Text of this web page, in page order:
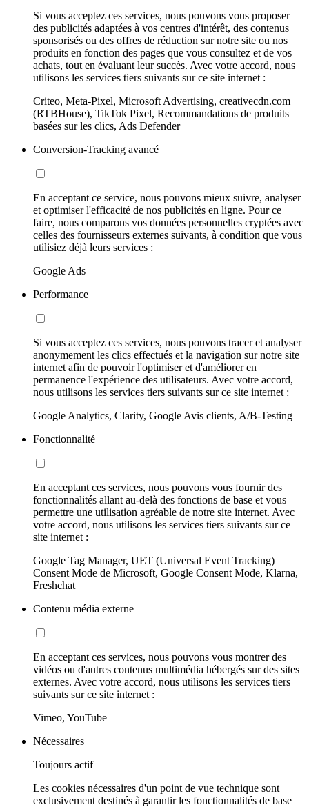
Si vous acceptez ces services, nous pouvons vous proposer
des publicités adaptées à vos centres d'intérêt, des contenus
sponsorisés ou des offres de réduction sur notre site ou nos
produits en fonction des pages que vous consultez et de vos
achats, tout en évaluant leur succès. Avec votre accord, nous
utilisons les services tiers suivants sur ce site internet :
Criteo, Meta-Pixel, Microsoft Advertising, creativecdn.com
(RTBHouse), TikTok Pixel, Recommandations de produits
basées sur les clics, Ads Defender
Conversion-Tracking avancé
En acceptant ce service, nous pouvons mieux suivre, analyser
et optimiser l'efficacité de nos publicités en ligne. Pour ce
faire, nous comparons vos données personnelles cryptées avec
celles des fournisseurs externes suivants, à condition que vous
utilisiez déjà leurs services :
Google Ads
Performance
Si vous acceptez ces services, nous pouvons tracer et analyser
anonymement les clics effectués et la navigation sur notre site
internet afin de pouvoir l'optimiser et d'améliorer en
permanence l'expérience des utilisateurs. Avec votre accord,
nous utilisons les services tiers suivants sur ce site internet :
Google Analytics, Clarity, Google Avis clients, A/B-Testing
Fonctionnalité
En acceptant ces services, nous pouvons vous fournir des
fonctionnalités allant au-delà des fonctions de base et vous
permettre une utilisation agréable de notre site internet. Avec
votre accord, nous utilisons les services tiers suivants sur ce
site internet :
Google Tag Manager, UET (Universal Event Tracking)
Consent Mode de Microsoft, Google Consent Mode, Klarna,
Freshchat
Contenu média externe
En acceptant ces services, nous pouvons vous montrer des
vidéos ou d'autres contenus multimédia hébergés sur des sites
externes. Avec votre accord, nous utilisons les services tiers
suivants sur ce site internet :
Vimeo, YouTube
Nécessaires
Toujours actif
Les cookies nécessaires d'un point de vue technique sont
exclusivement destinés à garantir les fonctionnalités de base